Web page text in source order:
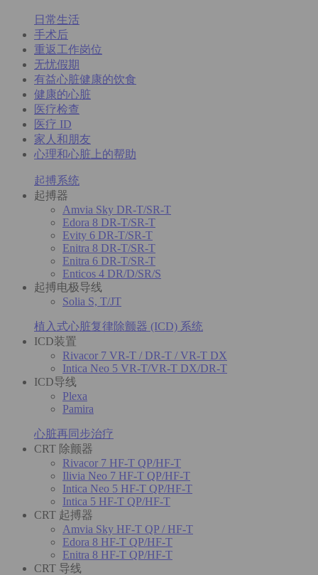
日常生活
手术后
重返工作岗位
无忧假期
有益心脏健康的饮食
健康的心脏
医疗检查
医疗 ID
家人和朋友
心理和心脏上的帮助
起搏系统
起搏器
Amvia Sky DR-T/SR-T
Edora 8 DR-T/SR-T
Evity 6 DR-T/SR-T
Enitra 8 DR-T/SR-T
Enitra 6 DR-T/SR-T
Enticos 4 DR/D/SR/S
起搏电极导线
Solia S, T/JT
植入式心脏复律除颤器 (ICD) 系统
ICD装置
Rivacor 7 VR-T / DR-T / VR-T DX
Intica Neo 5 VR-T/VR-T DX/DR-T
ICD导线
Plexa
Pamira
心脏再同步治疗
CRT 除颤器
Rivacor 7 HF-T QP/HF-T
Ilivia Neo 7 HF-T QP/HF-T
Intica Neo 5 HF-T QP/HF-T
Intica 5 HF-T QP/HF-T
CRT 起搏器
Amvia Sky HF-T QP / HF-T
Edora 8 HF-T QP/HF-T
Enitra 8 HF-T QP/HF-T
CRT 导线